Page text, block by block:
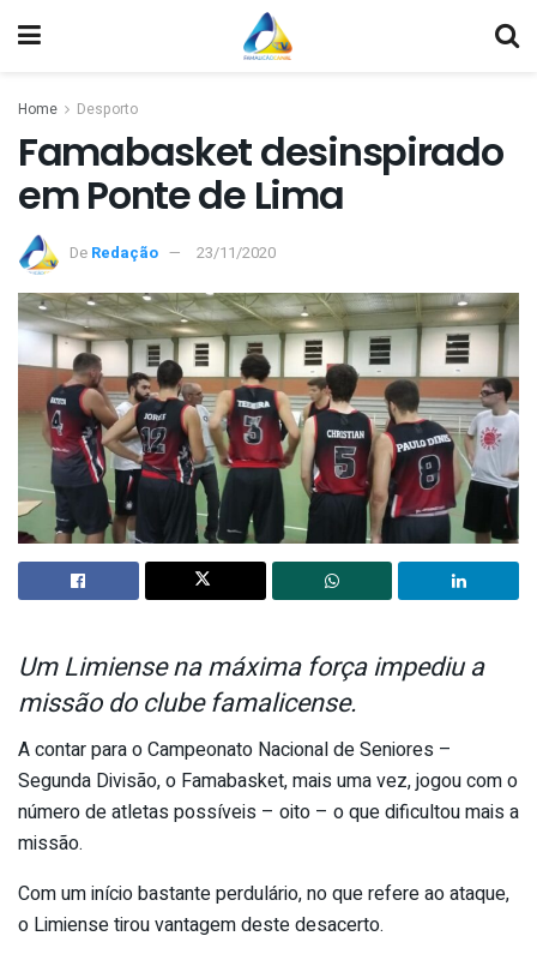
Home Desporto
Famabasket desinspirado
em Ponte de Lima
De Redação 23/11/2020
Um Limiense na máxima força impediu a
missão do clube famalicense.
A contar para o Campeonato Nacional de Seniores –
Segunda Divisão, o Famabasket, mais uma vez, jogou com o
número de atletas possíveis – oito – o que dificultou mais a
missão.
Com um início bastante perdulário, no que refere ao ataque,
o Limiense tirou vantagem deste desacerto.